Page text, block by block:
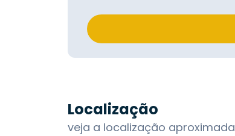
Localização
veja a localização aproximada